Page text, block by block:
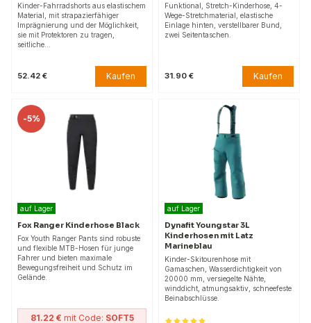
Kinder-Fahrradshorts aus elastischem
Material, mit strapazierfähiger
Imprägnierung und der Möglichkeit,
sie mit Protektoren zu tragen,
seitliche…
52.42 € Kaufen
Funktional, Stretch-Kinderhose, 4-
Wege-Stretchmaterial, elastische
Einlage hinten, verstellbarer Bund,
zwei Seitentaschen.
31.90 € Kaufen
-5%
auf Lager
Fox Ranger Kinderhose Black
Fox Youth Ranger Pants sind robuste
und flexible MTB-Hosen für junge
Fahrer und bieten maximale
Bewegungsfreiheit und Schutz im
Gelände.
81.22 € mit Code: SOFT5
auf Lager
Dynafit Youngstar 3L
Kinderhosen mit Latz
Marineblau
Kinder-Skitourenhose mit
Gamaschen, Wasserdichtigkeit von
20000 mm, versiegelte Nähte,
winddicht, atmungsaktiv, schneefeste
Beinabschlüsse.